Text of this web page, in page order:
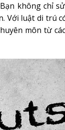
không chỉ
luật di trú
môn từ